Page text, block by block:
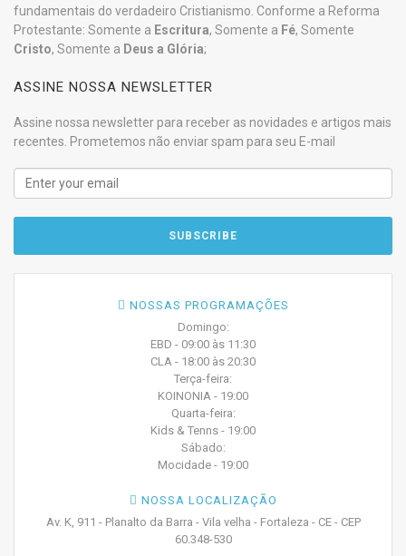
fundamentais do verdadeiro Cristianismo. Conforme a Reforma
Protestante: Somente a Escritura, Somente a Fé, Somente
Cristo, Somente a Deus a Glória;
ASSINE NOSSA NEWSLETTER
Assine nossa newsletter para receber as novidades e artigos mais
recentes. Prometemos não enviar spam para seu E-mail
NOSSAS PROGRAMAÇÕES
Domingo:
EBD - 09:00 às 11:30
CLA - 18:00 às 20:30
Terça-feira:
KOINONIA - 19:00
Quarta-feira:
Kids & Tenns - 19:00
Sábado:
Mocidade - 19:00
NOSSA LOCALIZAÇÃO
Av. K, 911 - Planalto da Barra - Vila velha - Fortaleza - CE - CEP
60.348-530